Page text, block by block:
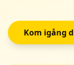
Kom igång